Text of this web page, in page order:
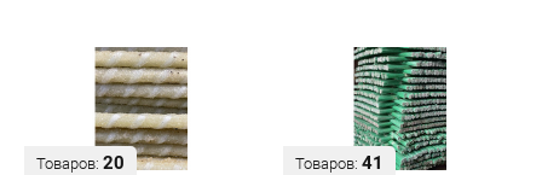
Товаров: 20 Товаров: 41